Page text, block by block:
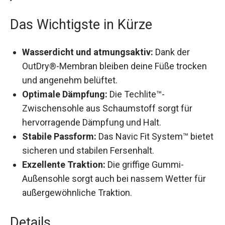
Das Wichtigste in Kürze
OutDry®-Membran bleiben deine Füße trocken
und angenehm belüftet.
Optimale Dämpfung:Die Techlite™-
Zwischensohle aus Schaumstoff sorgt für
hervorragende Dämpfung und Halt.
Stabile Passform:Das Navic Fit System™
bietet sicheren und stabilen Fersenhalt.
Exzellente Traktion:Die griffige Gummi-
Außensohle sorgt auch bei nassem Wetter für
außergewöhnliche Traktion.
Details